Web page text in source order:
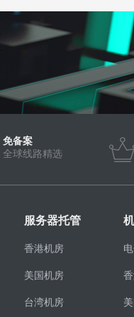
免备案
全球线路精选
服务器托管
香港机房
美国机房
台湾机房